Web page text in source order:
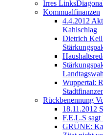
Irres
Kommualfinanzen
4.4.2012
Kahlschlag
Dietrich Keil
Wuppertal:
Rückbenennung
18.11.2012
F.E.L.S
GRÜNE: